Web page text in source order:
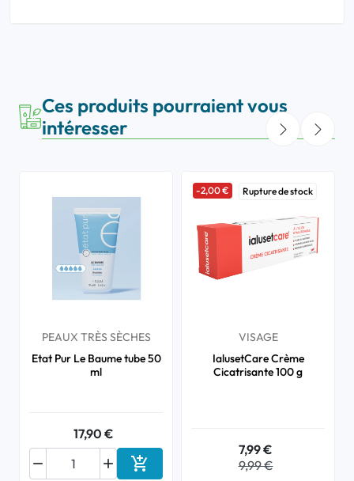
Ces produits pourraient vous
intéresser
PEAUX TRÈS SÈCHES
Etat Pur Le Baume tube 50
ml
17,90 €

 Ajouter au panier
-2,00 € Rupture de stock
VISAGE
IalusetCare Crème
Cicatrisante 100 g
7,99 €
9,99 €